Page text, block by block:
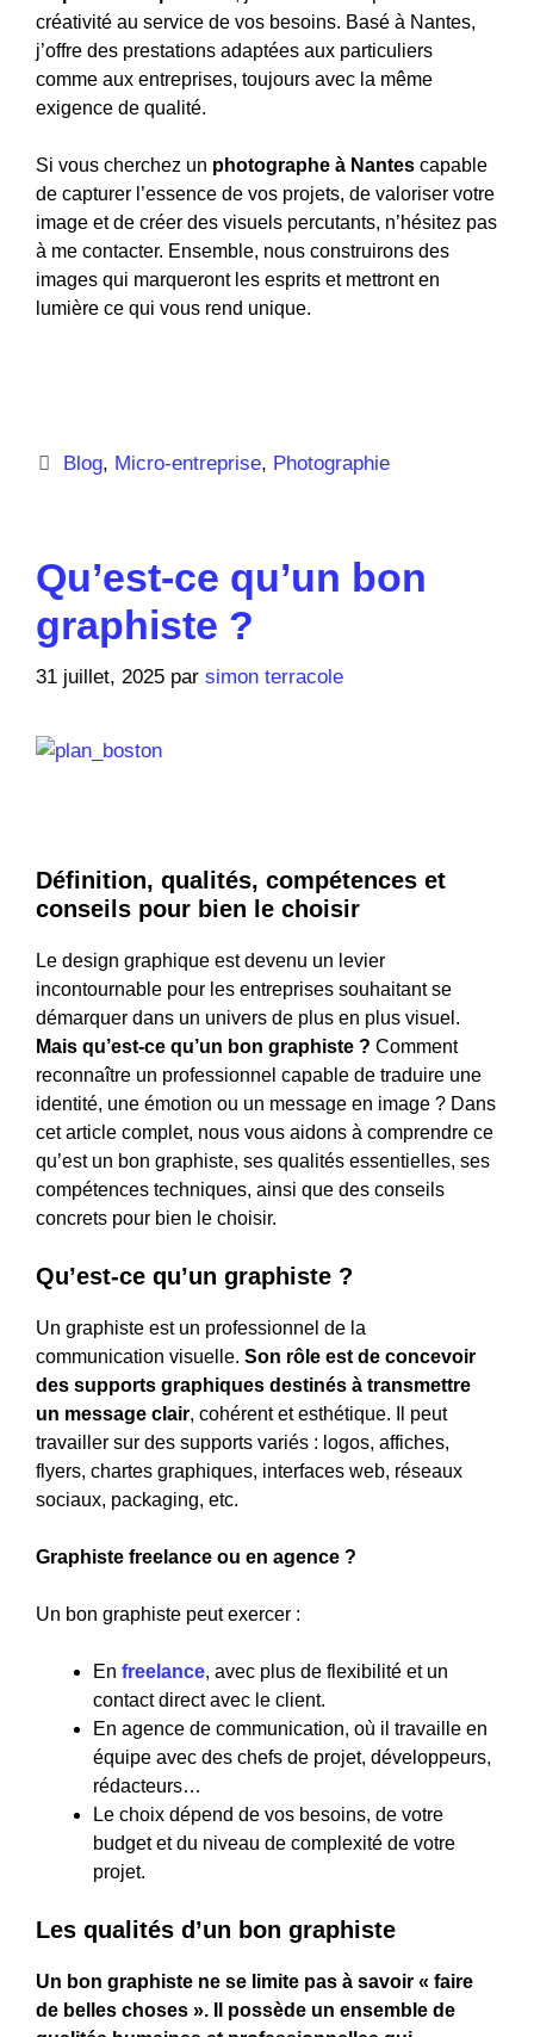
créativité au service de vos besoins. Basé à Nantes,
j’offre des prestations adaptées aux particuliers
comme aux entreprises, toujours avec la même
exigence de qualité.
Si vous cherchez un photographe à Nantes capable
de capturer l’essence de vos projets, de valoriser votre
image et de créer des visuels percutants, n’hésitez pas
à me contacter. Ensemble, nous construirons des
images qui marqueront les esprits et mettront en
lumière ce qui vous rend unique.
Blog, Micro-entreprise, Photographie
Qu’est-ce qu’un bon
graphiste ?
31 juillet, 2025 par simon terracole
Définition, qualités, compétences et
conseils pour bien le choisir
Le design graphique est devenu un levier
incontournable pour les entreprises souhaitant se
démarquer dans un univers de plus en plus visuel.
Mais qu’est-ce qu’un bon graphiste ? Comment
reconnaître un professionnel capable de traduire une
identité, une émotion ou un message en image ? Dans
cet article complet, nous vous aidons à comprendre ce
qu’est un bon graphiste, ses qualités essentielles, ses
compétences techniques, ainsi que des conseils
concrets pour bien le choisir.
Qu’est-ce qu’un graphiste ?
Un graphiste est un professionnel de la
communication visuelle. Son rôle est de concevoir
des supports graphiques destinés à transmettre
un message clair, cohérent et esthétique. Il peut
travailler sur des supports variés : logos, affiches,
flyers, chartes graphiques, interfaces web, réseaux
sociaux, packaging, etc.
Graphiste freelance ou en agence ?
Un bon graphiste peut exercer :
En freelance, avec plus de flexibilité et un
contact direct avec le client.
En agence de communication, où il travaille en
équipe avec des chefs de projet, développeurs,
rédacteurs…
Le choix dépend de vos besoins, de votre
budget et du niveau de complexité de votre
projet.
Les qualités d’un bon graphiste
Un bon graphiste ne se limite pas à savoir « faire
de belles choses ». Il possède un ensemble de